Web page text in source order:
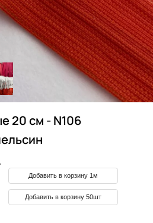
20 см - N106
Добавить в корзину 1м
Добавить в корзину 50шт